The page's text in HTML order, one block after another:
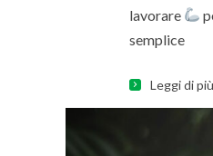
lavorare
semplice
Leggi di più